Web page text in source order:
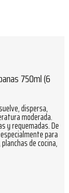
750ml (6
dispersa,
moderada.
y requemadas. De
para
de cocina,